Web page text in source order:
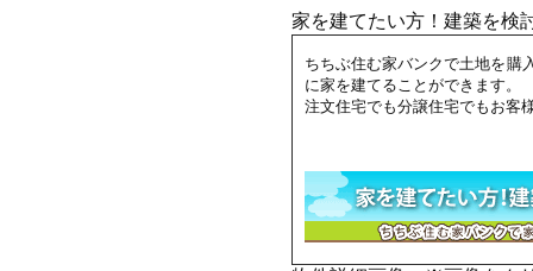
家を建てたい方！建築を検
ちちぶ住む家バンクで土地を購
に家を建てることができます。
注文住宅でも分譲住宅でもお客